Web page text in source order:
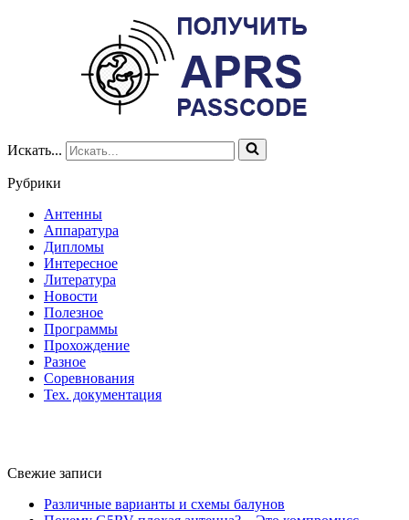
Искать...
Рубрики
Антенны
Аппаратура
Дипломы
Интересное
Литература
Новости
Полезное
Программы
Прохождение
Разное
Соревнования
Тех. документация
Свежие записи
Различные варианты и схемы балунов